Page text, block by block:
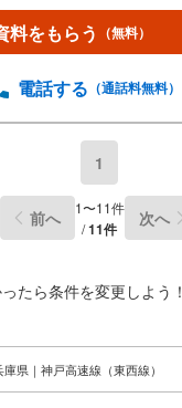
料をもらう （無料）
電話する （通話料無料）
1
前へ 1〜11件
/11件 次へ
たら条件を変更しよう！
庫県｜神戸高速線（東西線）